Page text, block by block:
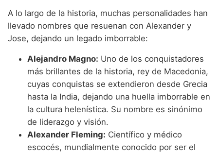
A lo largo de la historia, muchas personalidades han
llevado nombres que resuenan con Alexander y
Jose, dejando un legado imborrable:
Alejandro Magno: Uno de los conquistadores
más brillantes de la historia, rey de Macedonia,
cuyas conquistas se extendieron desde Grecia
hasta la India, dejando una huella imborrable en
la cultura helenística. Su nombre es sinónimo
de liderazgo y visión.
Alexander Fleming: Científico y médico
escocés, mundialmente conocido por ser el